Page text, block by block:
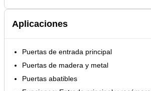
Aplicaciones
Puertas de entrada principal
Puertas de madera y metal
Puertas abatibles